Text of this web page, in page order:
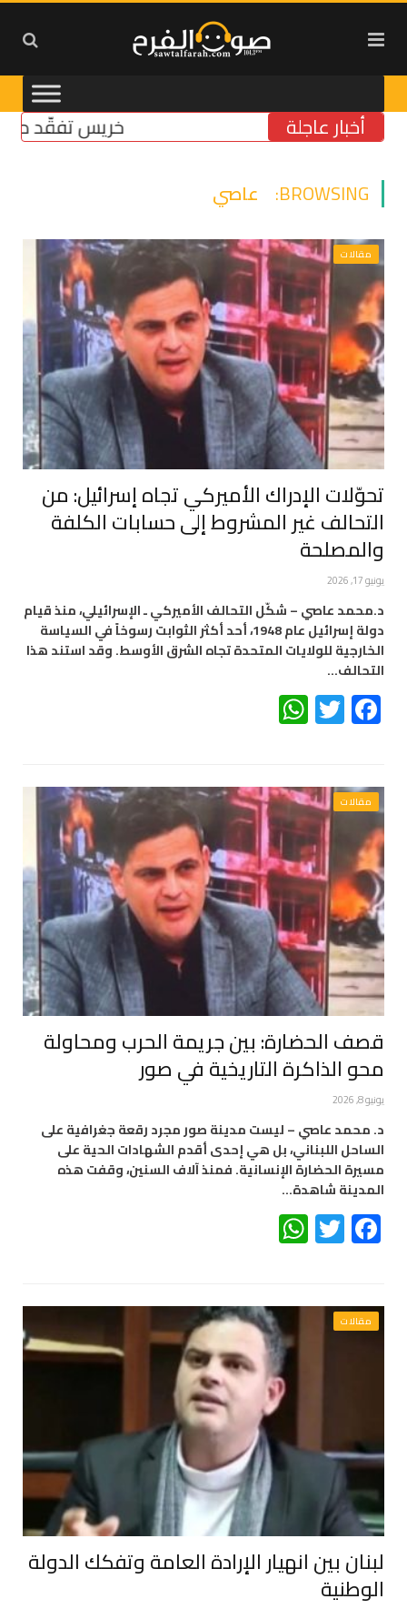
أخبار عاجلة خريس تفقّد مركز
BROWSING: عاصي
مقالات
تحوّلات الإدراك الأميركي تجاه إسرائيل: من
التحالف غير المشروط إلى حسابات الكلفة
والمصلحة
يونيو 17, 2026
د.محمد عاصي – شكّل التحالف الأميركي ـ الإسرائيلي، منذ قيام
دولة إسرائيل عام 1948، أحد أكثر الثوابت رسوخاً في السياسة
الخارجية للولايات المتحدة تجاه الشرق الأوسط. وقد استند هذا
التحالف…
Facebook
Twitter
مقالات
قصف الحضارة: بين جريمة الحرب ومحاولة
محو الذاكرة التاريخية في صور
يونيو 8, 2026
د. محمد عاصي – ليست مدينة صور مجرد رقعة جغرافية على
الساحل اللبناني، بل هي إحدى أقدم الشهادات الحية على
مسيرة الحضارة الإنسانية. فمنذ آلاف السنين، وقفت هذه
المدينة شاهدة…
Facebook
Twitter
مقالات
لبنان بين انهيار الإرادة العامة وتفكك الدولة
الوطنية